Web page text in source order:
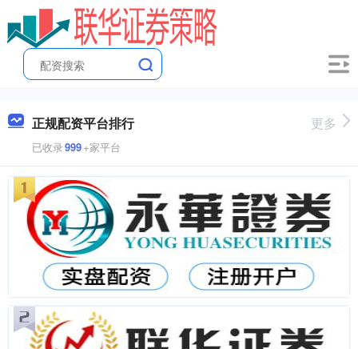
正规配资平台排行
已收录999+家平台
更多